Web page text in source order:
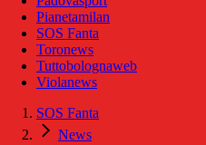
Pianetamilan
SOS Fanta
Toronews
Tuttobolognaweb
Violanews
SOS Fanta
News